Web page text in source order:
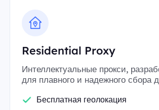
Residential Proxy
Интеллектуальные прокси,
для плавного и надежного сбора
Бесплатная геолокация